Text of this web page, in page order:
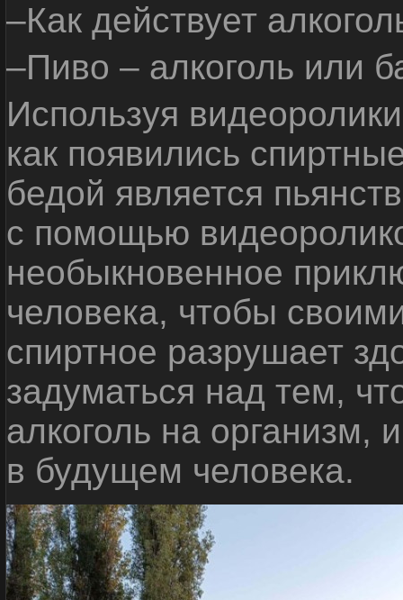
–Как действует
–Пиво – алкоголь или
Используя
как появились
бедой является
с помощью
необыкновенное
человека, чтобы
спиртное разрушает
задуматься над тем,
алкоголь на организм,
в будущем человека.